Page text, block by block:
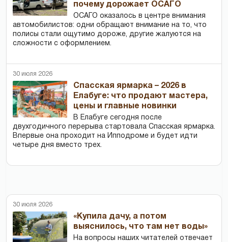
почему дорожает ОСАГО
ОСАГО оказалось в центре внимания
автомобилистов: одни обращают внимание на то, что
полисы стали ощутимо дороже, другие жалуются на
сложности с оформлением.
30 июля 2026
Спасская ярмарка – 2026 в
Елабуге: что продают мастера,
цены и главные новинки
В Елабуге сегодня после
двухгодичного перерыва стартовала Спасская ярмарка.
Впервые она проходит на Ипподроме и будет идти
четыре дня вместо трех.
30 июля 2026
«Купила дачу, а потом
выяснилось, что там нет воды»
На вопросы наших читателей отвечает